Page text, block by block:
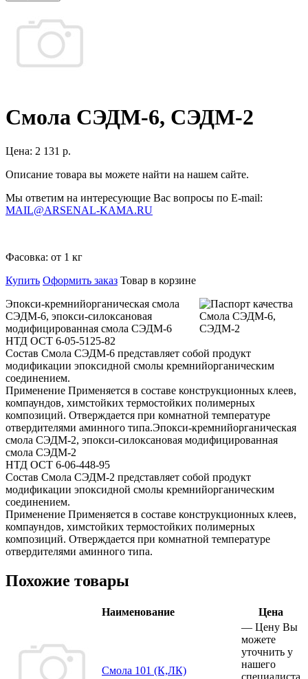
Смола СЭДМ-6, СЭДМ-2
Цена: 2 131 р.
Описание товара вы можете найти на нашем сайте.
Мы ответим на интересующие Вас вопросы по E-mail:
MAIL@ARSENAL-KAMA.RU
Фасовка: от 1 кг
Купить Оформить заказ Товар в корзине
Эпокси-кремнийорганическая смола
СЭДМ-6, эпокси-силоксановая
модифицированная смола СЭДМ-6
НТД ОСТ 6-05-5125-82
Состав Смола СЭДМ-6 представляет собой продукт
модификации эпоксидной смолы кремнийорганическим
соединением.
Применение Применяется в составе конструкционных клеев,
компаундов, химстойких термостойких полимерных
композиций. Отверждается при комнатной температуре
отвердителями аминного типа.Эпокси-кремнийорганическая
смола СЭДМ-2, эпокси-силоксановая модифицированная
смола СЭДМ-2
НТД ОСТ 6-06-448-95
Состав Смола СЭДМ-2 представляет собой продукт
модификации эпоксидной смолы кремнийорганическим
соединением.
Применение Применяется в составе конструкционных клеев,
компаундов, химстойких термостойких полимерных
композиций. Отверждается при комнатной температуре
отвердителями аминного типа.
Похожие товары
Наименование Цена
Смола 101 (К,ЛК)
— Цену Вы
можете
уточнить у
нашего
специалиста